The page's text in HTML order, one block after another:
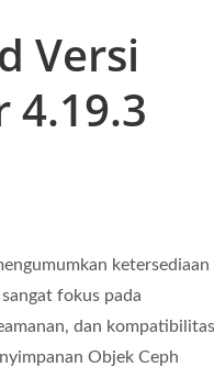
Versi
4.19.3
ketersediaan
fokus pada
dan kompatibilitas
Objek Ceph